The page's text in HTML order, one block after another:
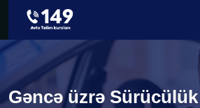
Gəncə üzrə